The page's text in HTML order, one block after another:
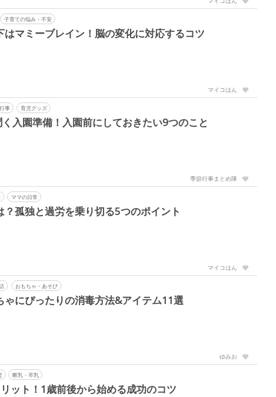
子育ての悩み・不安
はマミーブレイン！脳の変化に対応するコツ
マイコはん
事 育児グッズ
入園準備！入園前にしておきたい9つのこと
季節行事まとめ隊
ママの日常
？孤独と過労を乗り切る5つのポイント
マイコはん
おもちゃ・あそび
ゃにぴったりの消毒方法&アイテム11選
ゆみお
断乳・卒乳
ット！1歳前後から始める成功のコツ